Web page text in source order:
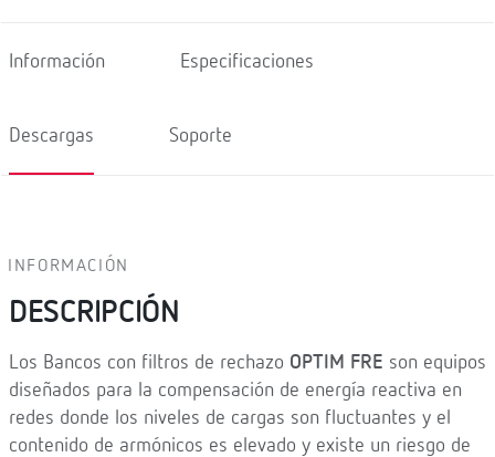
Información Especificaciones
Descargas Soporte
INFORMACIÓN
DESCRIPCIÓN
Los Bancos con filtros de rechazo OPTIM FRE son equipos
diseñados para la compensación de energía reactiva en
redes donde los niveles de cargas son fluctuantes y el
contenido de armónicos es elevado y existe un riesgo de